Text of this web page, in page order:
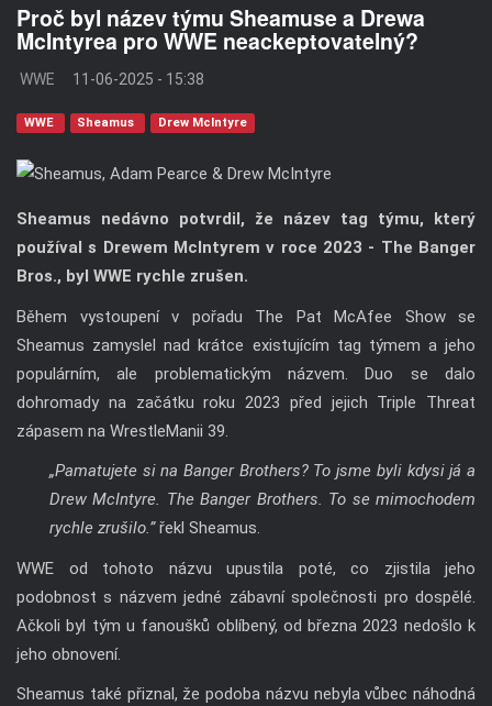
Proč byl název týmu Sheamuse a Drewa
McIntyrea pro WWE neackeptovatelný?
WWE 11-06-2025 - 15:38
WWE Sheamus Drew McIntyre
Sheamus nedávno potvrdil, že název tag týmu, který
používal s Drewem McIntyrem v roce 2023 - The Banger
Bros., byl WWE rychle zrušen.
Během vystoupení v pořadu The Pat McAfee Show se
Sheamus zamyslel nad krátce existujícím tag týmem a jeho
populárním, ale problematickým názvem. Duo se dalo
dohromady na začátku roku 2023 před jejich Triple Threat
zápasem na WrestleManii 39.
„Pamatujete si na Banger Brothers? To jsme byli kdysi já a
Drew McIntyre. The Banger Brothers. To se mimochodem
rychle zrušilo.”řekl Sheamus.
WWE od tohoto názvu upustila poté, co zjistila jeho
podobnost s názvem jedné zábavní společnosti pro dospělé.
Ačkoli byl tým u fanoušků oblíbený, od března 2023 nedošlo k
jeho obnovení.
Sheamus také přiznal, že podoba názvu nebyla vůbec náhodná